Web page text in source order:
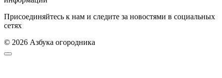
Присоединяйтесь к нам и следите за новостями в социальных
сетях
© 2026 Азбука огородника